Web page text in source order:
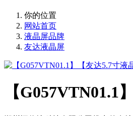
你的位置
网站首页
液晶屏品牌
友达液晶屏
【G057VTN01.1